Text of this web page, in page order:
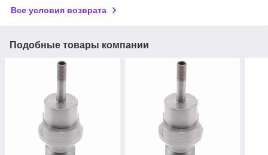
Все условия возврата
Подобные товары компании